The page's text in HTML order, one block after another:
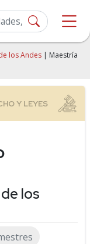
los Andes | Maestría
los